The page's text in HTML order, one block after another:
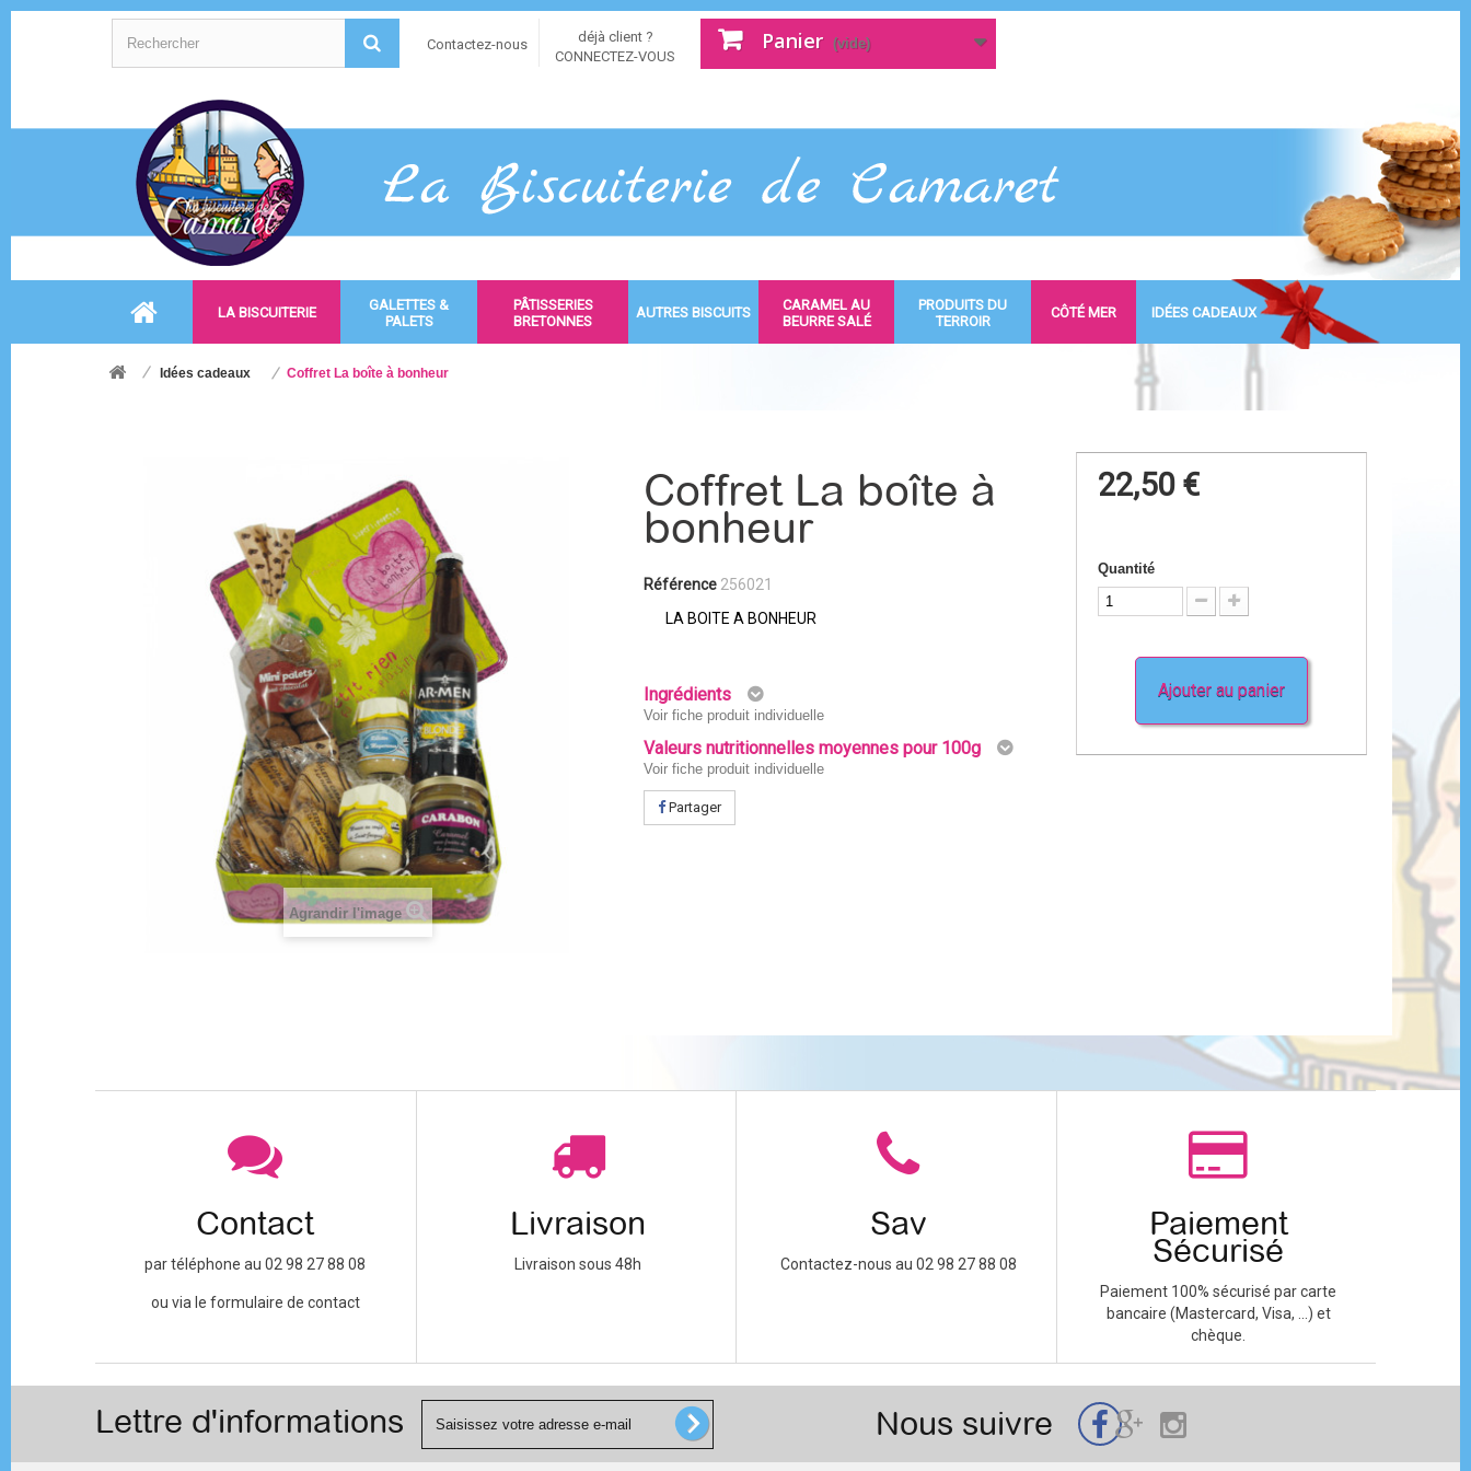
Contactez-nous
déjà client ?
CONNECTEZ-VOUS
Panier (vide)
LA BISCUITERIE
GALETTES &
PALETS
PÂTISSERIES
BRETONNES
AUTRES BISCUITS
CARAMEL AU
BEURRE SALÉ
PRODUITS DU
TERROIR
CÔTÉ MER IDÉES CADEAUX
Idées cadeaux Coffret La boîte à bonheur
Agrandir l'image
Coffret La boîte à
bonheur
Référence 256021
LA BOITE A BONHEUR
Ingrédients
Voir fiche produit individuelle
Valeurs nutritionnelles moyennes pour 100g
Voir fiche produit individuelle
Partager
22,50 €
Quantité
Ajouter au panier
Contact
par téléphone au 02 98 27 88 08
ou via le formulaire de contact
Livraison
Livraison sous 48h
Sav
Contactez-nous au 02 98 27 88 08
Paiement
Sécurisé
Paiement 100% sécurisé par carte
bancaire (Mastercard, Visa, ...) et
chèque.
Lettre d'informations Nous suivre